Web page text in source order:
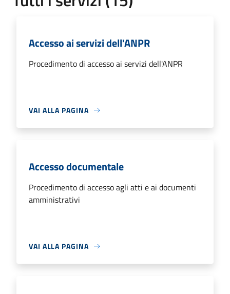
Accesso ai servizi dell'ANPR
Procedimento di accesso ai servizi dell'ANPR
VAI ALLA PAGINA
Accesso documentale
Procedimento di accesso agli atti e ai documenti
amministrativi
VAI ALLA PAGINA